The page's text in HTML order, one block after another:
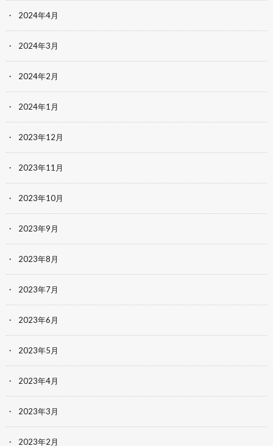
2024年4月
2024年3月
2024年2月
2024年1月
2023年12月
2023年11月
2023年10月
2023年9月
2023年8月
2023年7月
2023年6月
2023年5月
2023年4月
2023年3月
2023年2月